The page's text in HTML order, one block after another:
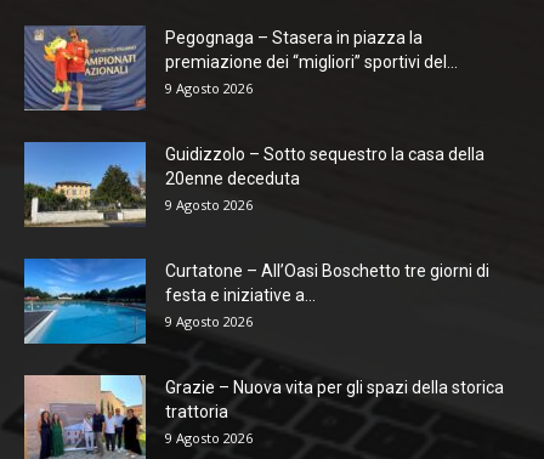
Pegognaga – Stasera in piazza la
premiazione dei “migliori” sportivi del...
9 Agosto 2026
Guidizzolo – Sotto sequestro la casa della
20enne deceduta
9 Agosto 2026
Curtatone – All’Oasi Boschetto tre giorni di
festa e iniziative a...
9 Agosto 2026
Grazie – Nuova vita per gli spazi della storica
trattoria
9 Agosto 2026